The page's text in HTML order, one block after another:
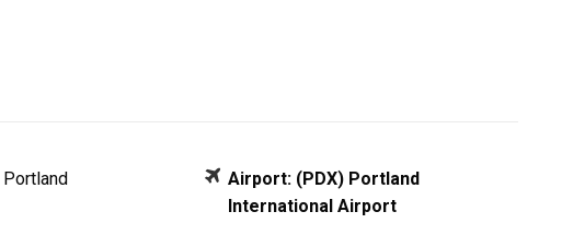
Portland Airport: (PDX) Portland
International Airport